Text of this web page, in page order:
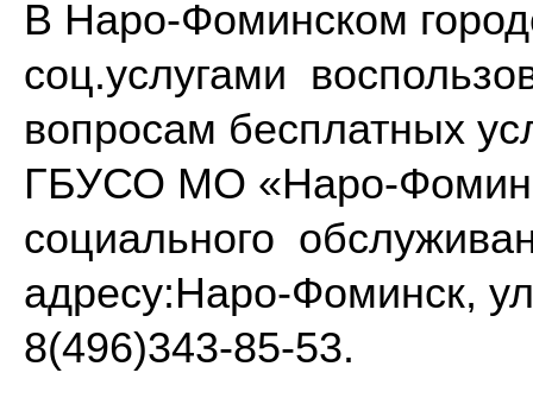
В Наро-Фоминском
соц.услугами
вопросам бесплатных
ГБУСО МО «Наро-
социального
адресу:Наро-Фоминск,
8(496)343-85-53.